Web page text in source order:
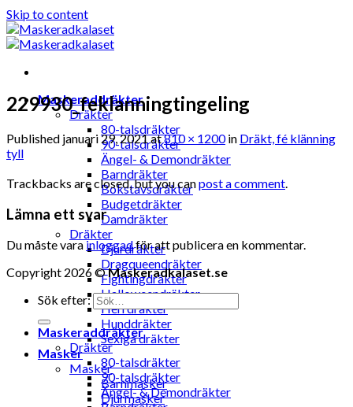
Skip to content
Maskeraddräkter
Dräkter
80-talsdräkter
90-talsdräkter
Ängel- & Demondräkter
Barndräkter
Bokstavsdräkter
Budgetdräkter
Damdräkter
Dräkter
Djurdräkter
Dragqueendräkter
Fightingdräkter
Halloweendräkter
Herrdräkter
Hunddräkter
Sexiga dräkter
Masker
Masker
Barnmasker
Djurmasker
229930_feklanningtingeling
Published januari 29, 2021at810 × 1200in Dräkt, fé klänning
tyll
Trackbacks are closed, but you canpost a comment.
Lämna ett svar
Du måste varainloggadför att publicera en kommentar.
Copyright 2026 ©Maskeradkalaset.se
Sök efter:
Maskeraddräkter
Dräkter
80-talsdräkter
90-talsdräkter
Ängel- & Demondräkter